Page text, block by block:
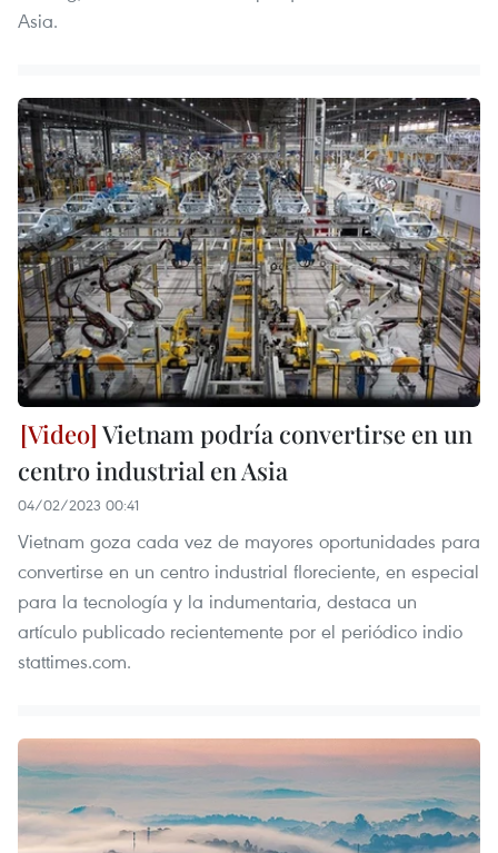
Asia.
Vietnam podría convertirse en un
centro industrial en Asia
04/02/2023 00:41
Vietnam goza cada vez de mayores oportunidades para
convertirse en un centro industrial floreciente, en especial
para la tecnología y la indumentaria, destaca un
artículo publicado recientemente por el periódico indio
stattimes.com.